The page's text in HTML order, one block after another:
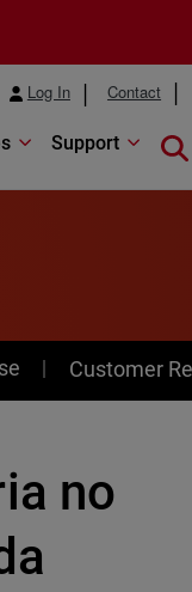
Log In Contact
Support
Customer
no